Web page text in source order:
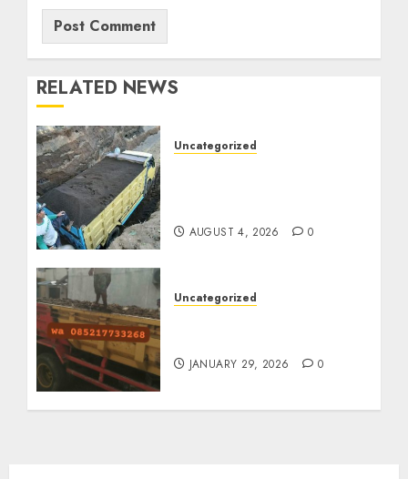
RELATED NEWS
Uncategorized
AUGUST 4, 2026 0
Uncategorized
JANUARY 29, 2026 0